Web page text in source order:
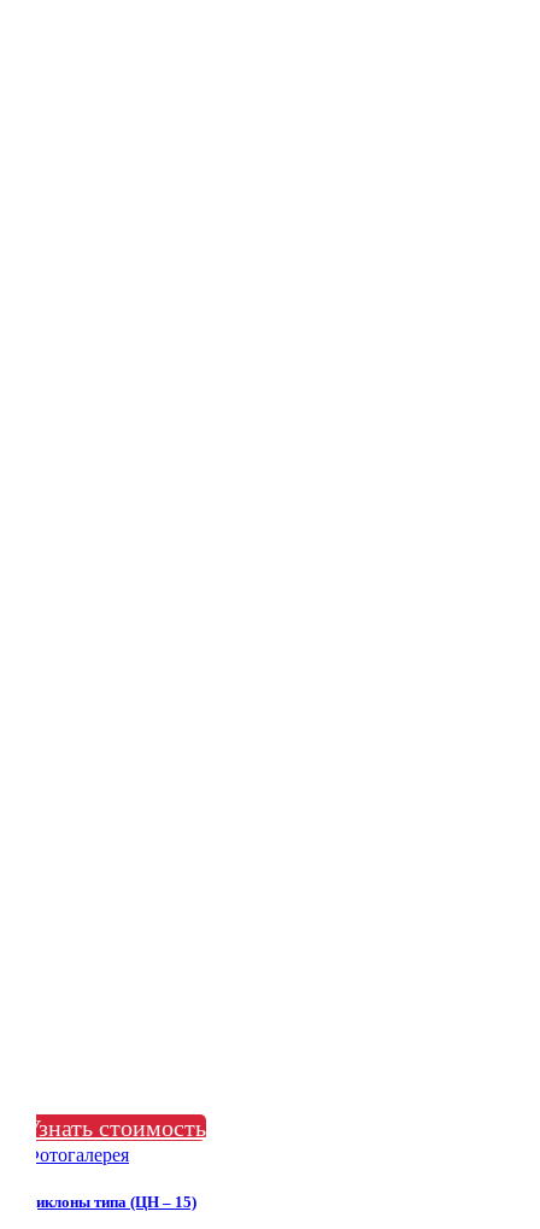
Узнать стоимость
Фотогалерея
Циклоны типа (ЦН – 15)